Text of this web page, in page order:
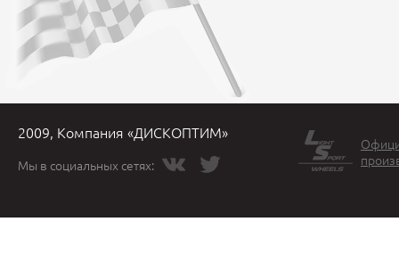
2009, Компания «ДИСКОПТИМ»
Мы в социальных сетях: